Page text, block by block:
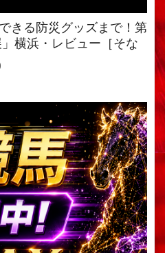
きる防災グッズまで！第
横浜・レビュー［そな